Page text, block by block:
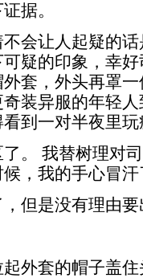
据。
不会让人起疑的
疑的印象，幸
套，外头再罩
装异服的年轻
到一对半夜里
。 我替树理对
，我的手心冒汗
但是没有理由
外套的帽子盖